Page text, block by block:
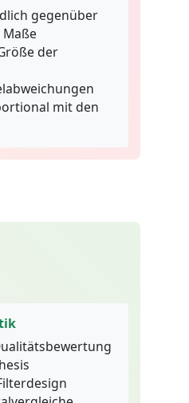
gegenüber
der
mit den